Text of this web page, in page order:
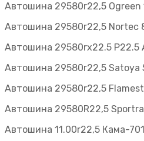
Автошина 29580r22,5 Ogreen
Автошина 29580r22,5 Nortec
Автошина 29580rх22.5 Р22.5
Автошина 29580r22,5 Satoya
Автошина 29580r22,5
Автошина 29580R22,5
Автошина 11.00r22,5 Кама-701